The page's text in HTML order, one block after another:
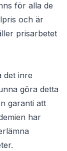
för alla de
och är
prisarbetet
det inre
göra detta
garanti att
har